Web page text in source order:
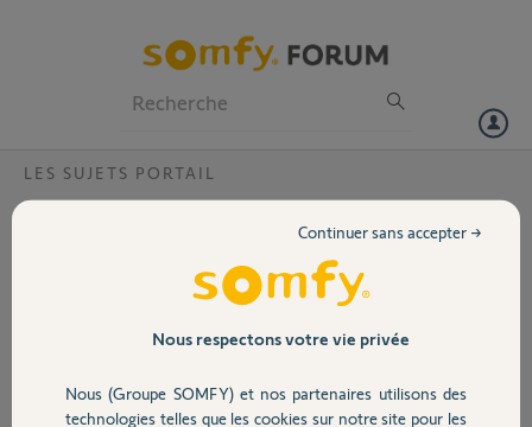
Volet
Sécurité
LES SUJETS PORTAIL
Participer au fil de discussion
Nous respectons votre vie privée
Nous (Groupe SOMFY) et nos partenaires utilisons des
technologies telles que les cookies sur notre site pour les
Continuer sans accepter →